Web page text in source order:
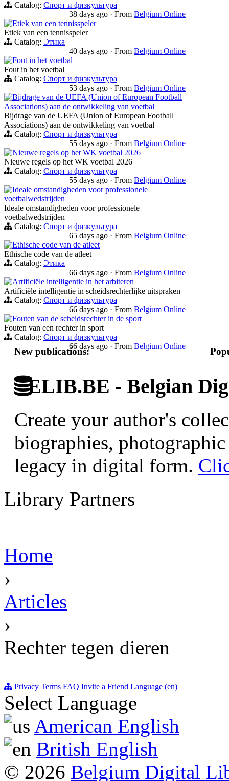
Catalog: Спорт и физкультура
38 days ago · From Belgium Online
Etiek van een tennisspeler
Etiek van een tennisspeler
Catalog: Этика
40 days ago · From Belgium Online
Fout in het voetbal
Fout in het voetbal
Catalog: Спорт и физкультура
53 days ago · From Belgium Online
Bijdrage van de UEFA (Union of European Football
Associations) aan de ontwikkeling van voetbal
Bijdrage van de UEFA (Union of European Football
Associations) aan de ontwikkeling van voetbal
Catalog: Спорт и физкультура
55 days ago · From Belgium Online
Nieuwe regels op het WK voetbal 2026
Nieuwe regels op het WK voetbal 2026
Catalog: Спорт и физкультура
55 days ago · From Belgium Online
Ideale omstandigheden voor professionele
voetbalwedstrijden
Ideale omstandigheden voor professionele
voetbalwedstrijden
Catalog: Спорт и физкультура
65 days ago · From Belgium Online
Ethische code van de atleet
Ethische code van de atleet
Catalog: Этика
66 days ago · From Belgium Online
Artificiële intelligentie in het arbiteren
Artificiële intelligentie in scheidsrechterlijke uitspraken
Catalog: Спорт и физкультура
66 days ago · From Belgium Online
Fouten van de scheidsrechter in de sport
Fouten van een rechter in sport
Catalog: Спорт и физкультура
66 days ago · From Belgium Online
New publications:
ELIB.BE - Belgian
Create your author's
biographies,
legacy in digital form.
Library Partners
Home
›
Articles
›
Rechter tegen dieren
Privacy Terms FAQ Invite a Friend Language (en)
Select Language
American English
British English
© 2026 Belgium Digital